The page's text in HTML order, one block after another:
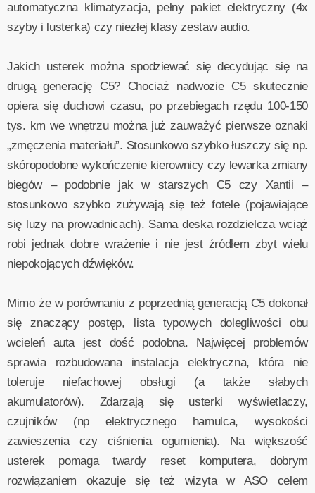
automatyczna klimatyzacja, pełny pakiet elektryczny (4x
szyby i lusterka) czy niezłej klasy zestaw audio.
Jakich usterek można spodziewać się decydując się na
drugą generację C5? Chociaż nadwozie C5 skutecznie
opiera się duchowi czasu, po przebiegach rzędu 100-150
tys. km we wnętrzu można już zauważyć pierwsze oznaki
„zmęczenia materiału”. Stosunkowo szybko łuszczy się np.
skóropodobne wykończenie kierownicy czy lewarka zmiany
biegów – podobnie jak w starszych C5 czy Xantii –
stosunkowo szybko zużywają się też fotele (pojawiające
się luzy na prowadnicach). Sama deska rozdzielcza wciąż
robi jednak dobre wrażenie i nie jest źródłem zbyt wielu
niepokojących dźwięków.
Mimo że w porównaniu z poprzednią generacją C5 dokonał
się znaczący postęp, lista typowych dolegliwości obu
wcieleń auta jest dość podobna. Najwięcej problemów
sprawia rozbudowana instalacja elektryczna, która nie
toleruje niefachowej obsługi (a także słabych
akumulatorów). Zdarzają się usterki wyświetlaczy,
czujników (np elektrycznego hamulca, wysokości
zawieszenia czy ciśnienia ogumienia). Na większość
usterek pomaga twardy reset komputera, dobrym
rozwiązaniem okazuje się też wizyta w ASO celem